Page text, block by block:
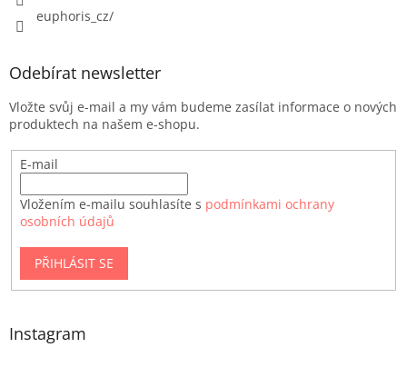
euphoris_cz/
Odebírat newsletter
Vložte svůj e-mail a my vám budeme zasílat informace o nových
produktech na našem e-shopu.
E-mail
Vložením e-mailu souhlasíte s podmínkami ochrany
osobních údajů
PŘIHLÁSIT SE
Instagram